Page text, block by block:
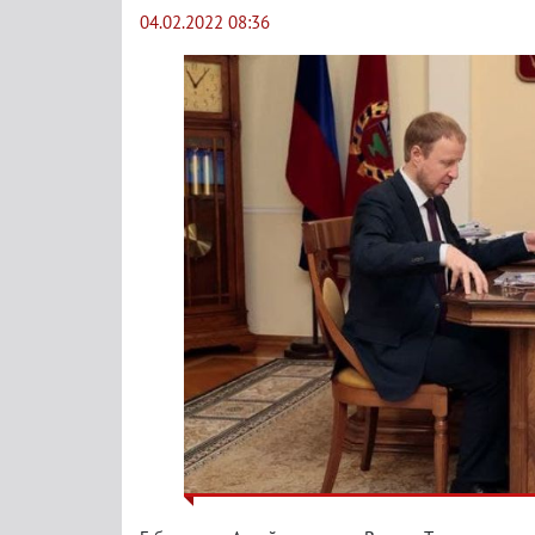
04.02.2022 08:36